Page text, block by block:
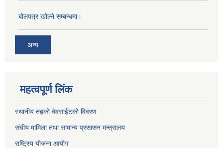
बोलपत्र खोल्ने सम्बन्धमा।
अन्य
महत्वपूर्ण लिंक
स्थानीय तहको वेवसाईटको विवरण
संघीय मामिला तथा सामान्य प्रसासन मन्त्रालय
राष्ट्रिय योजना आयोग